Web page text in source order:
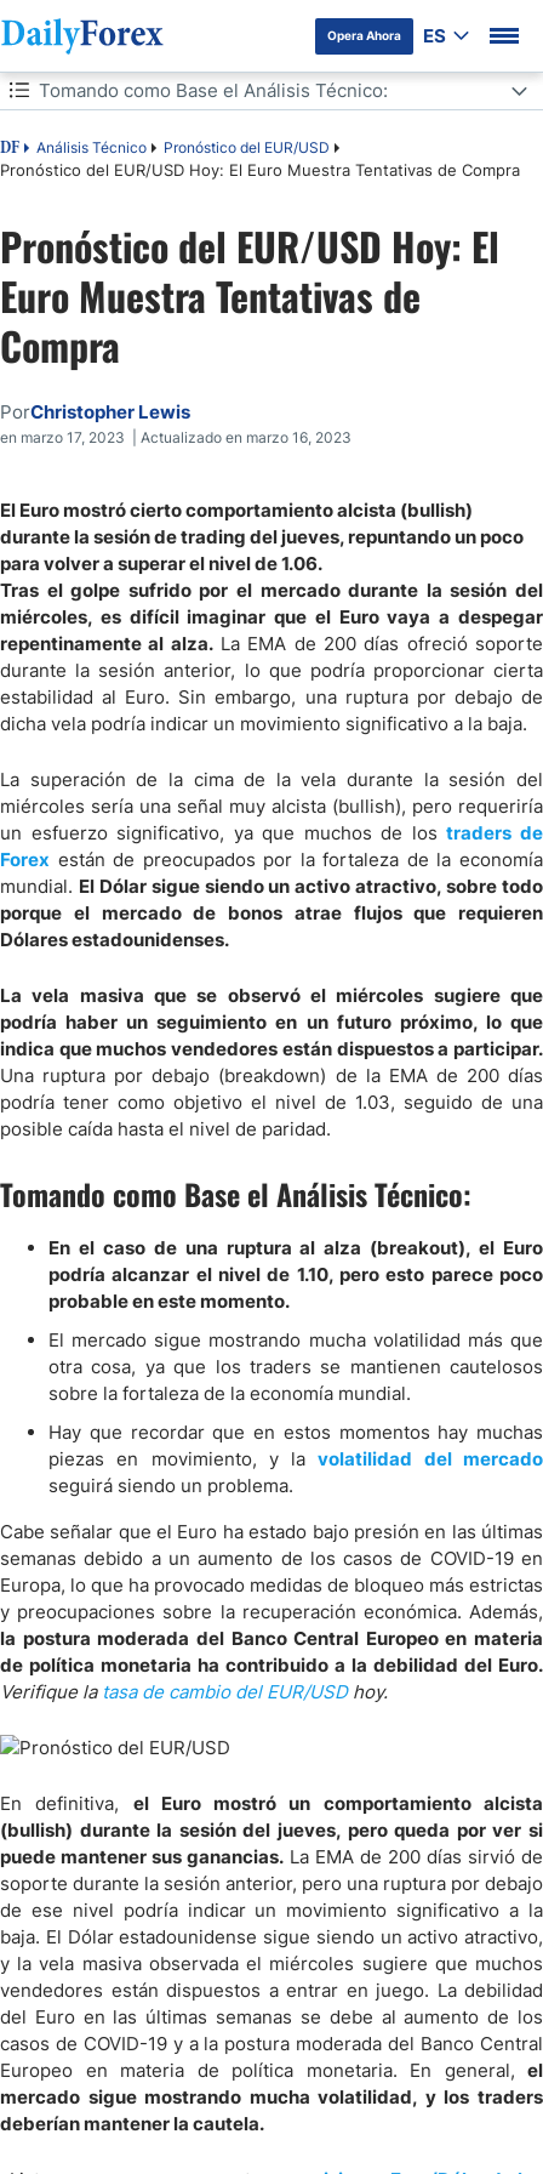
Opera Ahora ES
Tabla de contenidos
DF Análisis Técnico Pronóstico del EUR/USD
Pronóstico del EUR/USD Hoy: El Euro Muestra Tentativas de Compra
Tomando como Base el Análisis Técnico:
Tomando como Base el Análisis Técnico:
Pronóstico del EUR/USD Hoy: El
Euro Muestra Tentativas de
Compra
PorChristopher Lewis
en marzo 17, 2023 | Actualizado en marzo 16, 2023
El Euro mostró cierto comportamiento alcista (bullish)
durante la sesión de trading del jueves, repuntando un poco
para volver a superar el nivel de 1.06.
Tras el golpe sufrido por el mercado durante la sesión del
miércoles, es difícil imaginar que el Euro vaya a despegar
repentinamente al alza.La EMA de 200 días ofreció soporte
durante la sesión anterior, lo que podría proporcionar cierta
estabilidad al Euro. Sin embargo, una ruptura por debajo de
dicha vela podría indicar un movimiento significativo a la baja.
La superación de la cima de la vela durante la sesión del
miércoles sería una señal muy alcista (bullish), pero requeriría
un esfuerzo significativo, ya que muchos de lostraders de
Forex están de preocupados por la fortaleza de la economía
mundial. El Dólar sigue siendo un activo atractivo, sobre todo
porque el mercado de bonos atrae flujos que requieren
Dólares estadounidenses.
La vela masiva que se observó el miércoles sugiere que
podría haber un seguimiento en un futuro próximo, lo que
indica que muchos vendedores están dispuestos a participar.
Una ruptura por debajo (breakdown) de la EMA de 200 días
podría tener como objetivo el nivel de 1.03, seguido de una
posible caída hasta el nivel de paridad.
Tomando como Base el Análisis Técnico:
En el caso de una ruptura al alza (breakout), el Euro
podría alcanzar el nivel de 1.10, pero esto parece poco
probable en este momento.
El mercado sigue mostrando mucha volatilidad más que
otra cosa, ya que los traders se mantienen cautelosos
sobre la fortaleza de la economía mundial.
Hay que recordar que en estos momentos hay muchas
piezas en movimiento, y lavolatilidad del mercado
seguirá siendo un problema.
Cabe señalar que el Euro ha estado bajo presión en las últimas
semanas debido a un aumento de los casos de COVID-19 en
Europa, lo que ha provocado medidas de bloqueo más estrictas
y preocupaciones sobre la recuperación económica. Además,
la postura moderada del Banco Central Europeo en materia
de política monetaria ha contribuido a la debilidad del Euro.
Verifique la tasa de cambio del EUR/USDhoy.
En definitiva, el Euro mostró un comportamiento alcista
(bullish) durante la sesión del jueves, pero queda por ver si
puede mantener sus ganancias. La EMA de 200 días sirvió de
soporte durante la sesión anterior, pero una ruptura por debajo
de ese nivel podría indicar un movimiento significativo a la
baja. El Dólar estadounidense sigue siendo un activo atractivo,
y la vela masiva observada el miércoles sugiere que muchos
vendedores están dispuestos a entrar en juego. La debilidad
del Euro en las últimas semanas se debe al aumento de los
casos de COVID-19 y a la postura moderada del Banco Central
Europeo en materia de política monetaria. En general, el
mercado sigue mostrando mucha volatilidad, y los traders
deberían mantener la cautela.